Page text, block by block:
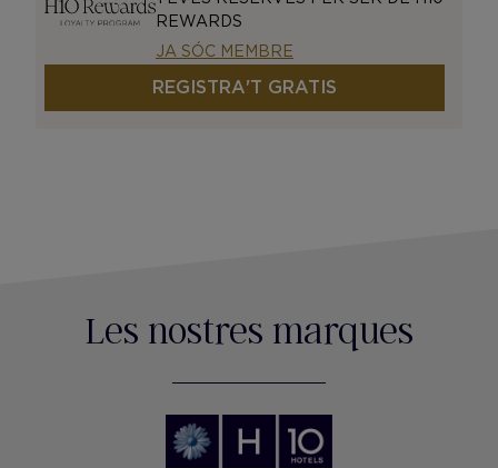
REWARDS
JA SÓC MEMBRE
REGISTRA'T GRATIS
Les nostres marques